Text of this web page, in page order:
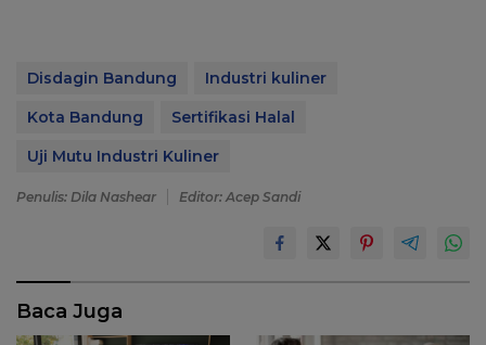
Disdagin Bandung
Industri kuliner
Kota Bandung
Sertifikasi Halal
Uji Mutu Industri Kuliner
Penulis: Dila Nashear Editor: Acep Sandi
Baca Juga